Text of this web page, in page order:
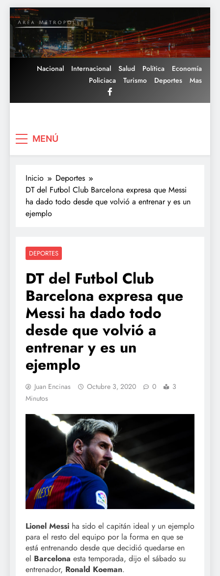
Saltar
al
contenido
Nacional Internacional Salud Política
Economía
Policiaca
Turismo Deportes Mas
MENÚ
Inicio
Deportes
DT del Futbol Club Barcelona expresa que Messi
ha dado todo desde que volvió a entrenar y es un
ejemplo
DEPORTES
DT del Futbol Club
Barcelona expresa que
Messi ha dado todo
desde que volvió a
entrenar y es un
ejemplo
Juan Encinas Octubre 3, 2020 0
3
Minutos
Lionel Messi ha sido el capitán ideal y un ejemplo
para el resto del equipo por la forma en que se
está entrenando desde que decidió quedarse en
el Barcelona esta temporada, dijo el sábado su
entrenador, Ronald Koeman.